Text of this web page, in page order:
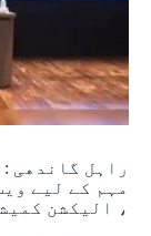
راہل گاندھی
مہم کے لیے
، الیکشن